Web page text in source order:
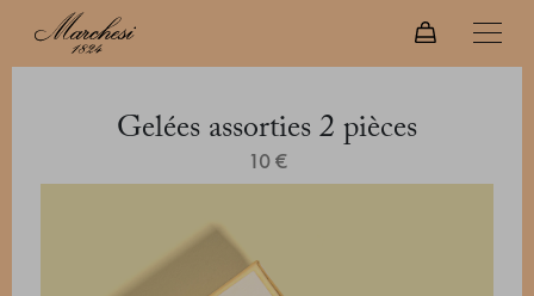
Gelées assorties 2 pièces
10 €